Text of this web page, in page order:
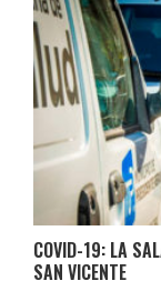
COVID-19: LA
SAN VICENTE